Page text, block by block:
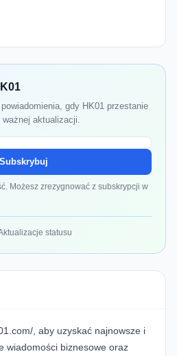
gdy HK01 przestanie
ważnej aktualizacji.
Subskrybuj
Możesz zrezygnować z subskrypcji w
statusu
, aby uzyskać najnowsze i
wiadomości biznesowe oraz